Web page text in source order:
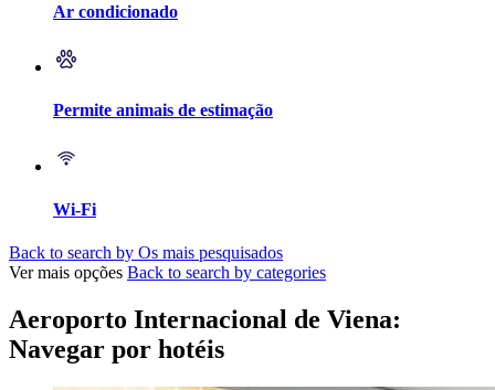
Ar condicionado
Permite animais de estimação
Wi-Fi
Back to search by Os mais pesquisados
Ver mais opções Back to search by categories
Aeroporto Internacional de Viena:
Navegar por hotéis